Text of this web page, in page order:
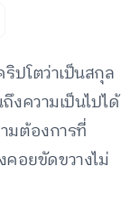
ปโตว่าเป็นสกุล
งความเป็นไปได้
มต้องการที่
อยขัดขวางไม่